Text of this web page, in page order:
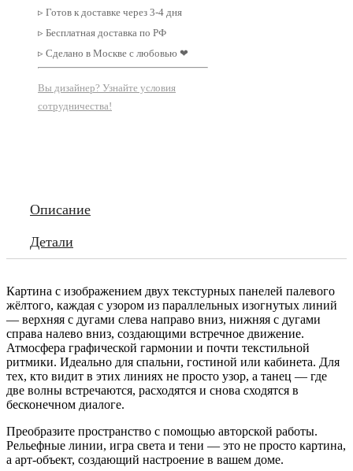
▹ Готов к доставке через 3-4 дня
▹ Бесплатная доставка по РФ
▹ Сделано в Москве с любовью ❤
Вы дизайнер? Узнайте условия
сотрудничества!
Описание
Детали
Картина с изображением двух текстурных панелей палевого
жёлтого, каждая с узором из параллельных изогнутых линий
— верхняя с дугами слева направо вниз, нижняя с дугами
справа налево вниз, создающими встречное движение.
Атмосфера графической гармонии и почти текстильной
ритмики. Идеально для спальни, гостиной или кабинета. Для
тех, кто видит в этих линиях не просто узор, а танец — где
две волны встречаются, расходятся и снова сходятся в
бесконечном диалоге.
Преобразите пространство с помощью авторской работы.
Рельефные линии, игра света и тени — это не просто картина,
а арт-объект, создающий настроение в вашем доме.